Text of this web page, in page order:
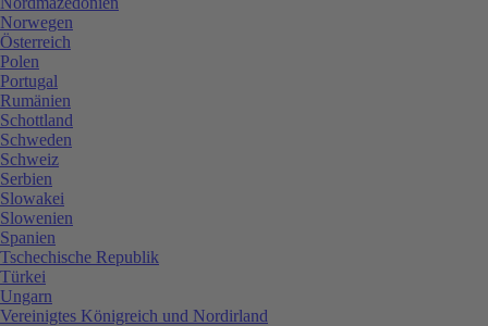
Norwegen
Österreich
Polen
Portugal
Rumänien
Schottland
Schweden
Schweiz
Serbien
Slowakei
Slowenien
Spanien
Tschechische Republik
Türkei
Ungarn
Vereinigtes Königreich und Nordirland